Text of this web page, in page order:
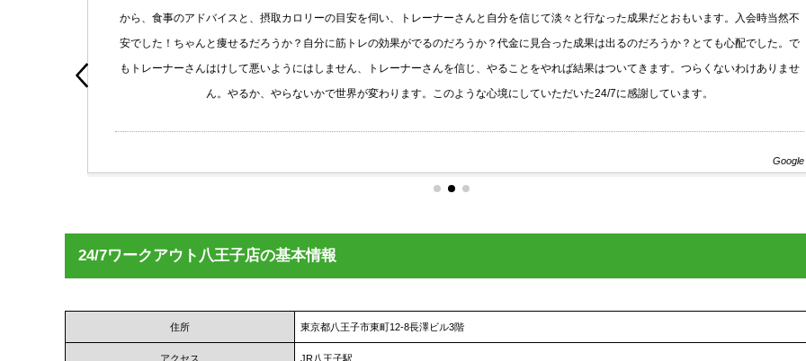
から、食事のアドバイスと、摂取カロリーの目安を伺い、トレーナーさんと自分を信じて淡々と行なった成果だとおもいます。入会時当然不
安でした！ちゃんと痩せるだろうか？自分に筋トレの効果がでるのだろうか？代金に見合った成果は出るのだろうか？とても心配でした。で
もトレーナーさんはけして悪いようにはしません、トレーナーさんを信じ、やることをやれば結果はついてきます。つらくないわけありませ
ん。やるか、やらないかで世界が変わります。このような心境にしていただいた24/7に感謝しています。
Google
24/7ワークアウト八王子店の基本情報
住所 東京都八王子市東町12-8長澤ビル3階
アクセス JR八王子駅